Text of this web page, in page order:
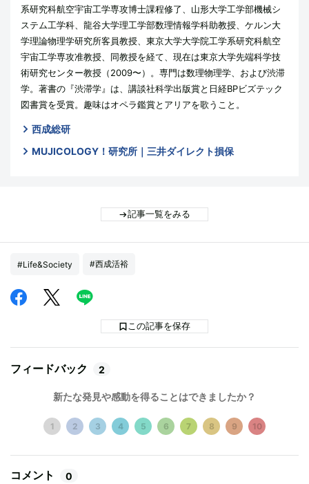
系研究科航空宇宙工学専攻博士課程修了、山形大学工学部機械シ
ステム工学科、龍谷大学理工学部数理情報学科助教授、ケルン大
学理論物理学研究所客員教授、東京大学大学院工学系研究科航空
宇宙工学専攻准教授、同教授を経て、現在は東京大学先端科学技
術研究センター教授（2009〜）。専門は数理物理学、および渋滞
学。著書の『渋滞学』は、講談社科学出版賞と日経BPビズテック
図書賞を受賞。趣味はオペラ鑑賞とアリアを歌うこと。
西成総研
MUJICOLOGY！研究所｜三井ダイレクト損保
記事一覧をみる
#Life&Society #西成活裕
この記事を保存
フィードバック 2
新たな発見や感動を得ることはできましたか？
1 2 3 4 5 6 7 8 9 10
コメント 0